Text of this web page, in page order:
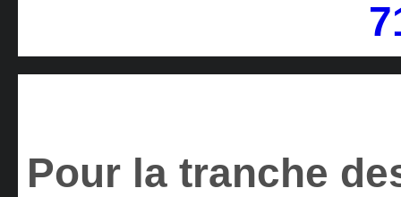
Pour la tranche